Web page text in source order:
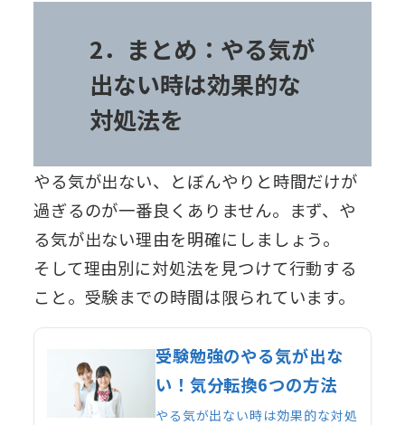
2．まとめ：やる気が
出ない時は効果的な
対処法を
やる気が出ない、とぼんやりと時間だけが
過ぎるのが一番良くありません。まず、や
る気が出ない理由を明確にしましょう。
そして理由別に対処法を見つけて行動する
こと。受験までの時間は限られています。
受験勉強のやる気が出な
い！気分転換6つの方法
やる気が出ない時は効果的な対処